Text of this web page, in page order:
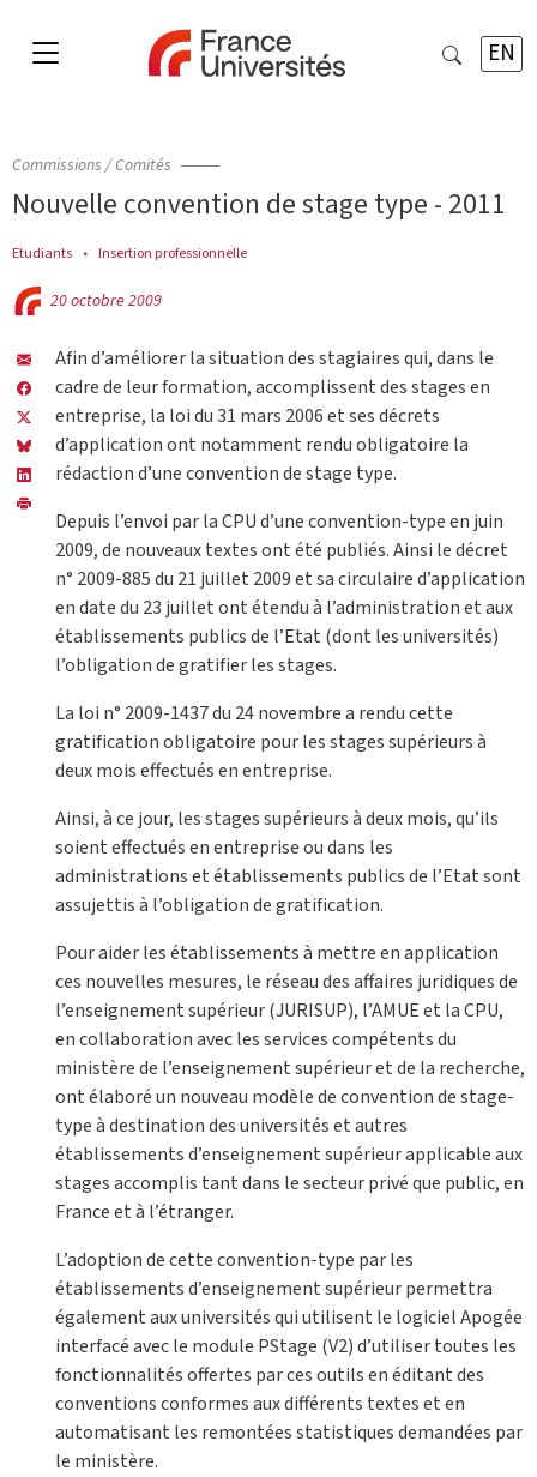
EN
Commissions / Comités
Nouvelle convention de stage type - 2011
Etudiants Insertion professionnelle
20 octobre 2009
Afin d’améliorer la situation des stagiaires qui, dans le
cadre de leur formation, accomplissent des stages en
entreprise, la loi du 31 mars 2006 et ses décrets
d’application ont notamment rendu obligatoire la
rédaction d’une convention de stage type.
Depuis l’envoi par la CPU d’une convention-type en juin
2009, de nouveaux textes ont été publiés. Ainsi le décret
n° 2009-885 du 21 juillet 2009 et sa circulaire d’application
en date du 23 juillet ont étendu à l’administration et aux
établissements publics de l’Etat (dont les universités)
l’obligation de gratifier les stages.
La loi n° 2009-1437 du 24 novembre a rendu cette
gratification obligatoire pour les stages supérieurs à
deux mois effectués en entreprise.
Ainsi, à ce jour, les stages supérieurs à deux mois, qu’ils
soient effectués en entreprise ou dans les
administrations et établissements publics de l’Etat sont
assujettis à l’obligation de gratification.
Pour aider les établissements à mettre en application
ces nouvelles mesures, le réseau des affaires juridiques de
l’enseignement supérieur (JURISUP), l’AMUE et la CPU,
en collaboration avec les services compétents du
ministère de l’enseignement supérieur et de la recherche,
ont élaboré un nouveau modèle de convention de stage-
type à destination des universités et autres
établissements d’enseignement supérieur applicable aux
stages accomplis tant dans le secteur privé que public, en
France et à l’étranger.
L’adoption de cette convention-type par les
établissements d’enseignement supérieur permettra
également aux universités qui utilisent le logiciel Apogée
interfacé avec le module PStage (V2) d’utiliser toutes les
fonctionnalités offertes par ces outils en éditant des
conventions conformes aux différents textes et en
automatisant les remontées statistiques demandées par
le ministère.